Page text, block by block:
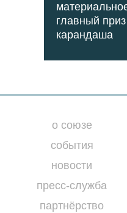
главный
карандаша
о союзе
события
новости
пресс-служба
партнёрство